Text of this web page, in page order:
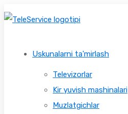
Uskunalarni ta'mirlash
Televizorlar
Kir yuvish mashinalari
Muzlatgichlar